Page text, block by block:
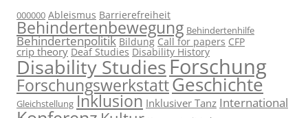
000000 Ableismus Barrierefreiheit
Behindertenbewegung Behindertenhilfe
Behindertenpolitik Bildung Call for papers CFP
crip theory Deaf Studies Disability History
Disability StudiesForschung
ForschungswerkstattGeschichte
Gleichstellung Inklusion Inklusiver Tanz International